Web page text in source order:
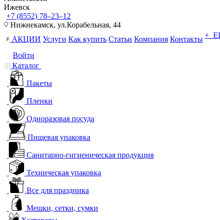
Ижевск
+7 (8552) 78‒23‒12
Нижнекамск, ​ул.Корабельная, 44
АКЦИИ Услуги Как купить Статьи Компания Контакты +
Войти
Каталог
Пакеты
Пленки
Одноразовая посуда
Пищевая упаковка
Санитарно-гигиеническая продукция
Техническая упаковка
Все для праздника
Мешки, сетки, сумки